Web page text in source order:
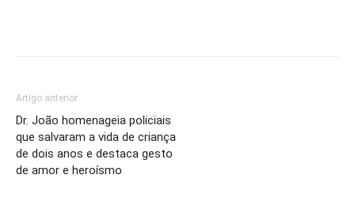
Artigo anterior
Dr. João homenageia policiais
que salvaram a vida de criança
de dois anos e destaca gesto
de amor e heroísmo